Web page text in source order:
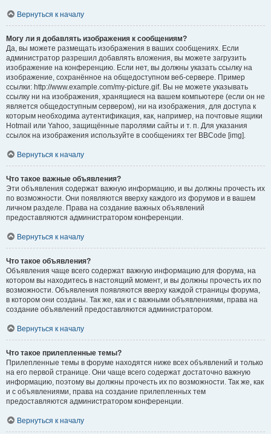
Вернуться к началу
Могу ли я добавлять изображения к сообщениям?
Да, вы можете размещать изображения в ваших сообщениях. Если
администратор разрешил добавлять вложения, вы можете загрузить
изображение на конференцию. Если нет, вы должны указать ссылку на
изображение, сохранённое на общедоступном веб-сервере. Пример
ссылки: http://www.example.com/my-picture.gif. Вы не можете указывать
ссылку ни на изображения, хранящиеся на вашем компьютере (если он не
является общедоступным сервером), ни на изображения, для доступа к
которым необходима аутентификация, как, например, на почтовые ящики
Hotmail или Yahoo, защищённые паролями сайты и т. п. Для указания
ссылок на изображения используйте в сообщениях тег BBCode [img].
Вернуться к началу
Что такое важные объявления?
Эти объявления содержат важную информацию, и вы должны прочесть их
по возможности. Они появляются вверху каждого из форумов и в вашем
личном разделе. Права на создание важных объявлений
предоставляются администратором конференции.
Вернуться к началу
Что такое объявления?
Объявления чаще всего содержат важную информацию для форума, на
котором вы находитесь в настоящий момент, и вы должны прочесть их по
возможности. Объявления появляются вверху каждой страницы форума,
в котором они созданы. Так же, как и с важными объявлениями, права на
создание объявлений предоставляются администратором.
Вернуться к началу
Что такое прилепленные темы?
Прилепленные темы в форуме находятся ниже всех объявлений и только
на его первой странице. Они чаще всего содержат достаточно важную
информацию, поэтому вы должны прочесть их по возможности. Так же, как
и с объявлениями, права на создание прилепленных тем
предоставляются администратором конференции.
Вернуться к началу